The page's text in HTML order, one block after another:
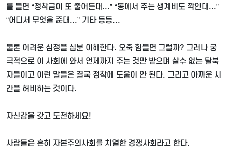
를 들면 “정착금이 또 줄어든대...” “동에서 주는 생계비도 깍인대...”
“어디서 무엇을 준대...” 기타 등등...
물론 어려운 심정을 십분 이해한다. 오죽 힘들면 그럴까? 그러나 궁
극적으로 이 사회에 와서 언제까지 주는 것만 받으며 살수 없는 탈북
자들이고 이런 말들은 결국 정착에 도움이 안 된다. 그리고 아까운 시
간을 허비하는 것이다.
자신감을 갖고 도전하세요!
사람들은 흔히 자본주의사회를 치열한 경쟁사회라고 한다.